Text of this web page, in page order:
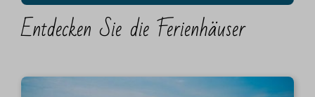
Entdecken Sie die Ferienhäuser